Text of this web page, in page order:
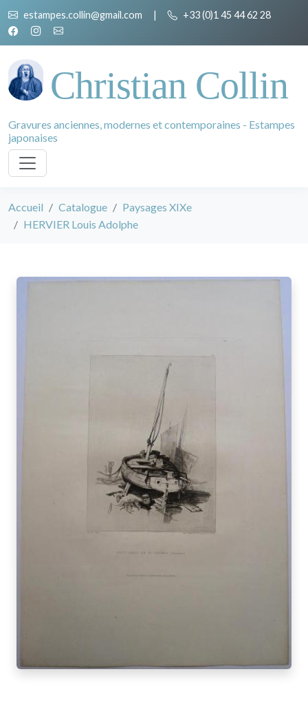
estampes.collin@gmail.com | +33 (0)1 45 44 62 28
Christian Collin
Gravures anciennes, modernes et contemporaines - Estampes
japonaises
Accueil Catalogue
Paysages XIXe
HERVIER Louis Adolphe